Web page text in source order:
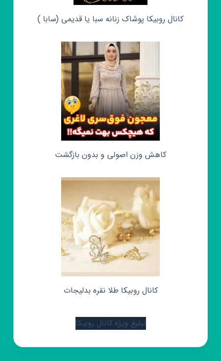
کانال روبیکا پوشاک زنانه سبا یا قدیمی (سابا )
کاهش وزن اصولی و بدون بازگشت
کانال روبیکا طلا نقره بدلیجات
تبلیغ ویژه کانال روبیکا